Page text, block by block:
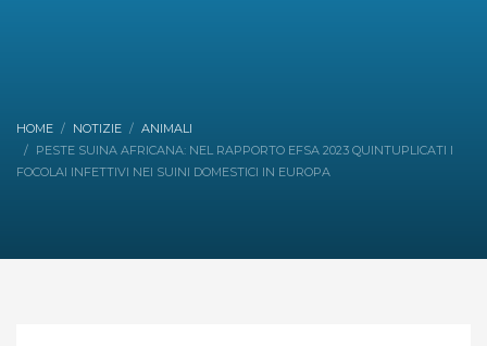
HOME NOTIZIE
ANIMALI
PESTE SUINA AFRICANA: NEL RAPPORTO EFSA 2023 QUINTUPLICATI I
FOCOLAI INFETTIVI NEI SUINI DOMESTICI IN EUROPA